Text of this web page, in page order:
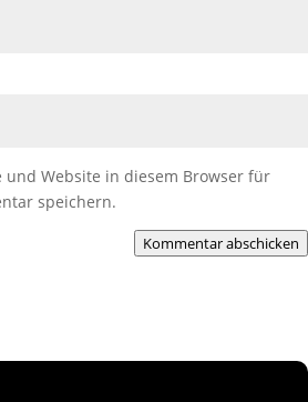
und Website in diesem Browser für
speichern.
Kommentar abschicken